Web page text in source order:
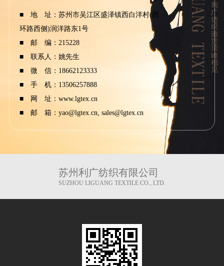
■ 地 址：苏州市吴江区盛泽镇西白洋村(西
环路西侧)润洋路东1号
■ 邮 编：215228
■ 联系人：姚先生
■ 微 信：18662123333
■ 手 机：13506257888
■ 网 址：www.lgtex.cn
■ 邮 箱：yao@lgtex.cn, sales@lgtex.cn
苏州利广纺织有限公司
SUZHOU LIGUANG TEXTILE CO., LTD.